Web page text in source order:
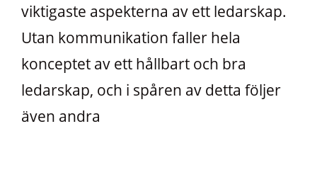
viktigaste aspekterna av ett ledarskap.
Utan kommunikation faller hela
konceptet av ett hållbart och bra
ledarskap, och i spåren av detta följer
även andra